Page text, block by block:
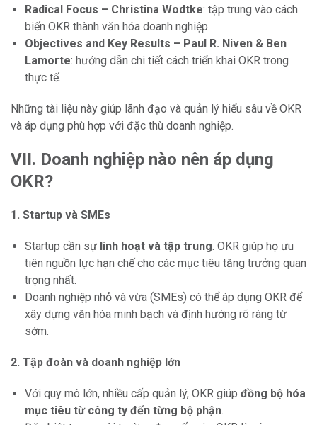
Radical Focus – Christina Wodtke: tập trung vào cách
biến OKR thành văn hóa doanh nghiệp.
Objectives and Key Results – Paul R. Niven & Ben
Lamorte: hướng dẫn chi tiết cách triển khai OKR trong
thực tế.
Những tài liệu này giúp lãnh đạo và quản lý hiểu sâu về OKR
và áp dụng phù hợp với đặc thù doanh nghiệp.
VII. Doanh nghiệp nào nên áp dụng
OKR?
1. Startup và SMEs
Startup cần sự linh hoạt và tập trung. OKR giúp họ ưu
tiên nguồn lực hạn chế cho các mục tiêu tăng trưởng quan
trọng nhất.
Doanh nghiệp nhỏ và vừa (SMEs) có thể áp dụng OKR để
xây dựng văn hóa minh bạch và định hướng rõ ràng từ
sớm.
2. Tập đoàn và doanh nghiệp lớn
Với quy mô lớn, nhiều cấp quản lý, OKR giúp đồng bộ hóa
mục tiêu từ công ty đến từng bộ phận.